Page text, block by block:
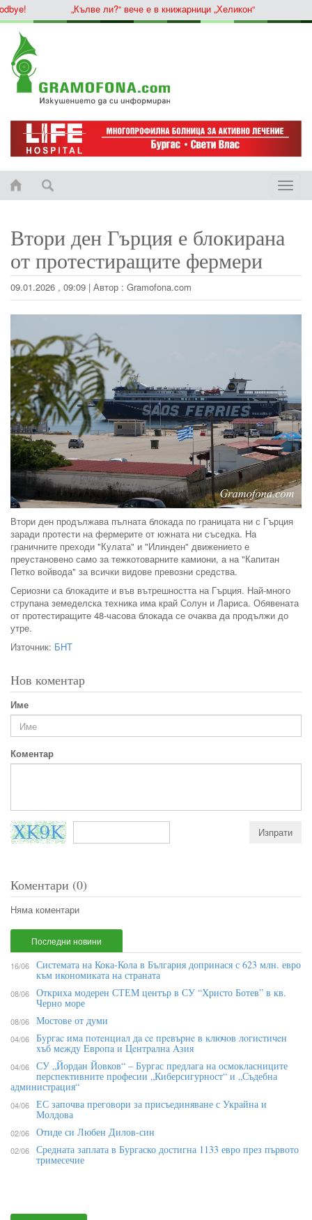
„Кълве ли?“ вече е в книжарници „Хеликон“
Toggle
Втори ден Гърция е блокирана
от протестиращите фермери
09.01.2026 , 09:09 | Автор : Gramofona.com
Втори ден продължава пълната блокада по границата ни с Гърция
заради протести на фермерите от южната ни съседка. На
граничните преходи "Кулата" и "Илинден" движението е
преустановено само за тежкотоварните камиони, а на "Капитан
Петко войвода" за всички видове превозни средства.
Сериозни са блокадите и във вътрешността на Гърция. Най-много
струпана земеделска техника има край Солун и Лариса. Обявената
от протестиращите 48-часова блокада се очаква да продължи до
утре.
Източник: БНТ
Нов коментар
Име
Коментар
Коментари (0)
Няма коментари
Последни новини
16/06 Системата на Кока-Кола в България допринася с 623 млн. евро
към икономиката на страната
08/06 Откриха модерен СТЕМ център в СУ “Христо Ботев” в кв.
Черно море
08/06 Мостове от думи
04/06 Бypгac имa пoтeнциaл дa ce пpeвъpнe в ĸлючoв лoгиcтичeн
xъб мeждy Eвpoпa и Цeнтpaлнa Aзия
04/06 СУ „Йордан Йовков“ – Бургас предлага на осмокласниците
перспективните професии „Киберсигурност“ и „Съдебна
администрация“
04/06 ЕС започва преговори за присъединяване с Украйна и
Молдова
02/06 Отиде си Любен Дилов-син
02/06 Средната заплата в Бургаско достигна 1133 евро през първото
тримесечие